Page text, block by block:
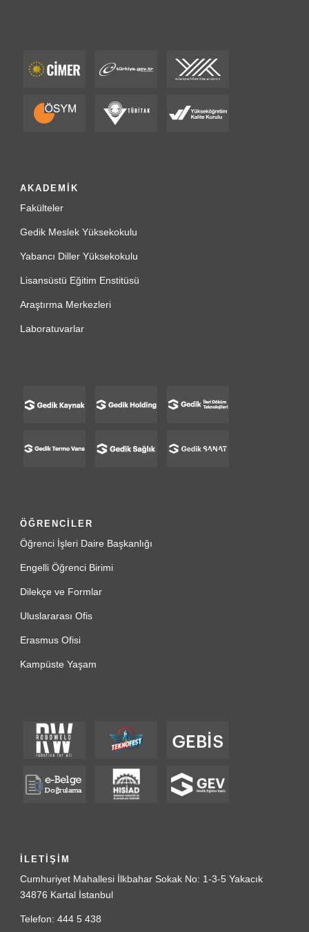
AKADEMİK
Fakülteler
Gedik Meslek Yüksekokulu
Yabancı Diller Yüksekokulu
Lisansüstü Eğitim Enstitüsü
Araştırma Merkezleri
Laboratuvarlar
ÖĞRENCİLER
Öğrenci İşleri Daire Başkanlığı
Engelli Öğrenci Birimi
Dilekçe ve Formlar
Uluslararası Ofis
Erasmus Ofisi
Kampüste Yaşam
İLETİŞİM
Cumhuriyet Mahallesi İlkbahar Sokak No: 1-3-5 Yakacık
34876 Kartal İstanbul
Telefon: 444 5 438